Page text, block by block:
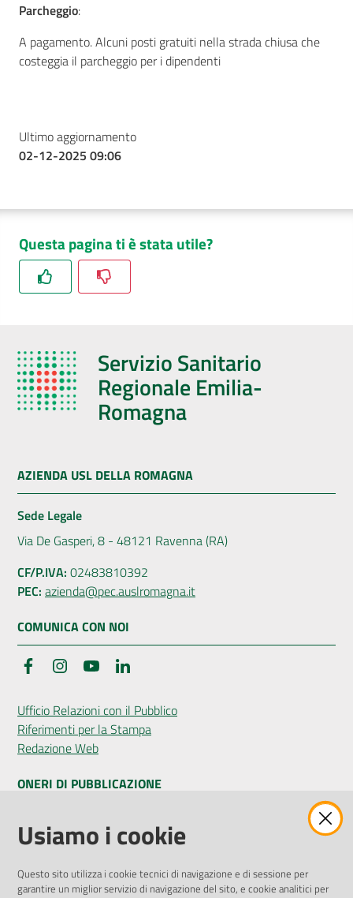
Parcheggio:
A pagamento. Alcuni posti gratuiti nella strada chiusa che
costeggia il parcheggio per i dipendenti
Ultimo aggiornamento
02-12-2025 09:06
Questa pagina ti è stata utile?
Servizio Sanitario
Regionale Emilia-
Romagna
AZIENDA USL DELLA ROMAGNA
Sede Legale
Via De Gasperi, 8 - 48121 Ravenna (RA)
CF/P.IVA: 02483810392
PEC: azienda@pec.auslromagna.it
COMUNICA CON NOI
FacebookInstagramYouTube
Ufficio Relazioni con il Pubblico
Riferimenti per la Stampa
Redazione Web
ONERI DI PUBBLICAZIONE
Amministrazione Trasparente
Pubblicità legale
Privacy Policy
Usiamo i cookie
Questo sito utilizza i cookie tecnici di navigazione e di sessione per
garantire un miglior servizio di navigazione del sito, e cookie analitici per